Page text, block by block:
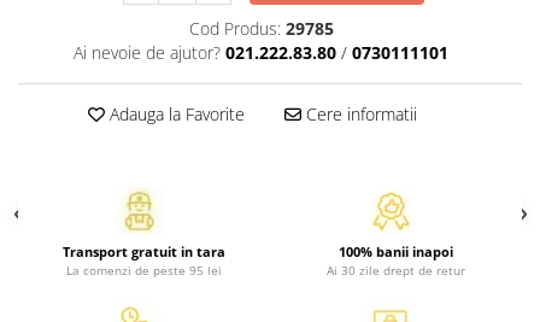
Povesti pentru copii
Povesti si povestiri
Dictionare si enciclopedii
Dictionare de limba romana
Dictionare tematice
Enciclopedii
Diete si fitness
Cod Produs: 29785
Ai nevoie de ajutor? 021.222.83.80 / 0730111101
Adauga la Favorite Cere informatii
Transport gratuit in tara
La comenzi de peste 95 lei
100% banii inapoi
Ai 30 zile drept de retur